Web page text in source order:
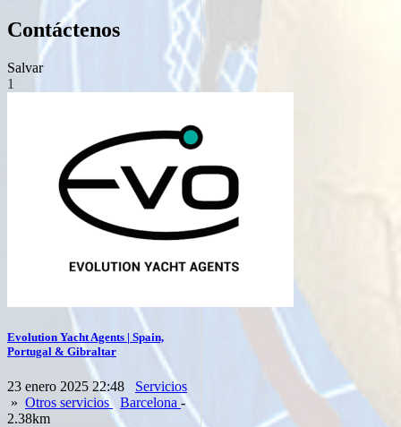
Contáctenos
Salvar
1
Evolution Yacht Agents | Spain,
Portugal & Gibraltar
23 enero 2025 22:48
Servicios
» Otros servicios Barcelona -
2.38km